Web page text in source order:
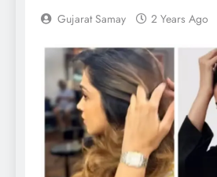
Gujarat Samay 2 Years Ago